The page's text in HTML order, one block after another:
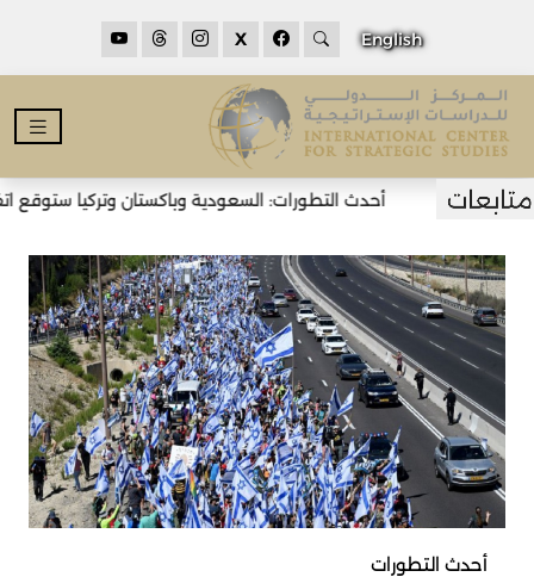
English
X
أحدث التطورات: السعودية وباكستان وتركيا ستوقع
أحدث التطورات